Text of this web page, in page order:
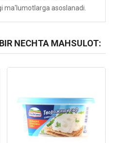
ma'lumotlarga asoslanadi.
NECHTA MAHSULOT: